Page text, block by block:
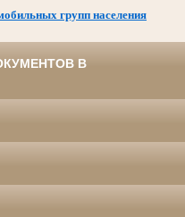
групп населения
В